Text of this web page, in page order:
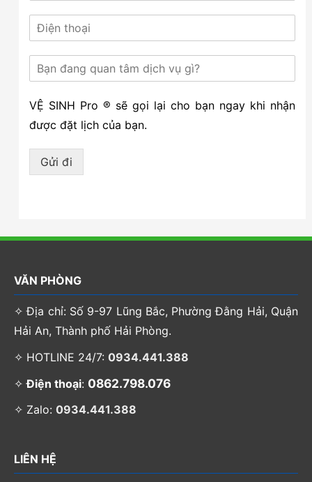
VỆ SINH Pro ® sẽ gọi lại cho bạn ngay khi nhận
được đặt lịch của bạn.
Gửi đi
VĂN PHÒNG
✧ Địa chỉ: Số 9-97 Lũng Bắc, Phường Đằng Hải, Quận
Hải An, Thành phố Hải Phòng.
✧ HOTLINE 24/7: 0934.441.388
✧Điện thoại: 0862.798.076
✧ Zalo: 0934.441.388
LIÊN HỆ